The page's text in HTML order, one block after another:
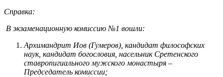
Справка:
В экзаменационную комиссию №1 вошли:
Архимандрит Иов (Гумеров), кандидат философских
наук, кандидат богословия, насельник Сретенского
ставропигиального мужского монастыря –
Председатель комиссии;